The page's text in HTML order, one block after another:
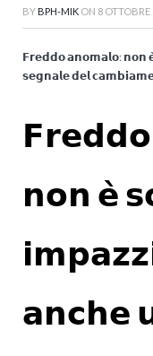
BY BPH-MIK ON 8 OTTOBRE
𝗙𝗿𝗲𝗱𝗱𝗼 𝗮𝗻𝗼𝗺𝗮𝗹𝗼: 𝗻𝗼𝗻
𝘀𝗲𝗴𝗻𝗮𝗹𝗲 𝗱𝗲𝗹
𝗻𝗼𝗻 𝗲̀
𝗮𝗻𝗰𝗵𝗲